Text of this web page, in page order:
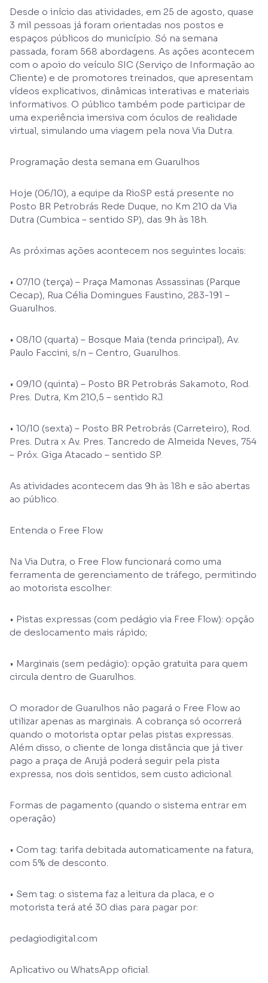
Desde o início das atividades, em 25 de agosto, quase
3 mil pessoas já foram orientadas nos postos e
espaços públicos do município. Só na semana
passada, foram 568 abordagens. As ações acontecem
com o apoio do veículo SIC (Serviço de Informação ao
Cliente) e de promotores treinados, que apresentam
vídeos explicativos, dinâmicas interativas e materiais
informativos. O público também pode participar de
uma experiência imersiva com óculos de realidade
virtual, simulando uma viagem pela nova Via Dutra.
Programação desta semana em Guarulhos
Hoje (06/10), a equipe da RioSP está presente no
Posto BR Petrobrás Rede Duque, no Km 210 da Via
Dutra (Cumbica – sentido SP), das 9h às 18h.
As próximas ações acontecem nos seguintes locais:
• 07/10 (terça) – Praça Mamonas Assassinas (Parque
Cecap), Rua Célia Domingues Faustino, 283-191 –
Guarulhos.
• 08/10 (quarta) – Bosque Maia (tenda principal), Av.
Paulo Faccini, s/n – Centro, Guarulhos.
• 09/10 (quinta) – Posto BR Petrobrás Sakamoto, Rod.
Pres. Dutra, Km 210,5 – sentido RJ.
• 10/10 (sexta) – Posto BR Petrobrás (Carreteiro), Rod.
Pres. Dutra x Av. Pres. Tancredo de Almeida Neves, 754
– Próx. Giga Atacado – sentido SP.
As atividades acontecem das 9h às 18h e são abertas
ao público.
Entenda o Free Flow
Na Via Dutra, o Free Flow funcionará como uma
ferramenta de gerenciamento de tráfego, permitindo
ao motorista escolher:
• Pistas expressas (com pedágio via Free Flow): opção
de deslocamento mais rápido;
• Marginais (sem pedágio): opção gratuita para quem
circula dentro de Guarulhos.
O morador de Guarulhos não pagará o Free Flow ao
utilizar apenas as marginais. A cobrança só ocorrerá
quando o motorista optar pelas pistas expressas.
Além disso, o cliente de longa distância que já tiver
pago a praça de Arujá poderá seguir pela pista
expressa, nos dois sentidos, sem custo adicional.
Formas de pagamento (quando o sistema entrar em
operação)
• Com tag: tarifa debitada automaticamente na fatura,
com 5% de desconto.
• Sem tag: o sistema faz a leitura da placa, e o
motorista terá até 30 dias para pagar por:
pedagiodigital.com
Aplicativo ou WhatsApp oficial.